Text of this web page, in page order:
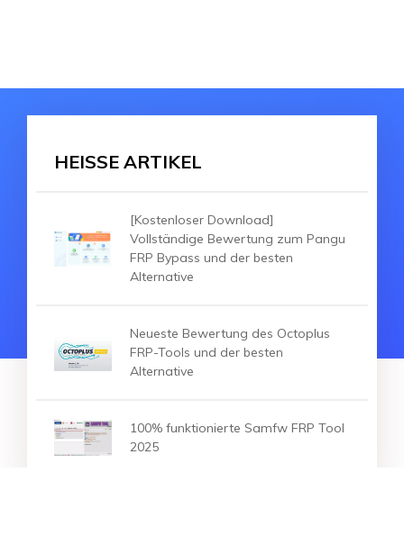
HEISSE ARTIKEL
[Kostenloser Download]
Vollständige Bewertung zum Pangu
FRP Bypass und der besten
Alternative
Neueste Bewertung des Octoplus
FRP-Tools und der besten
Alternative
100% funktionierte Samfw FRP Tool
2025